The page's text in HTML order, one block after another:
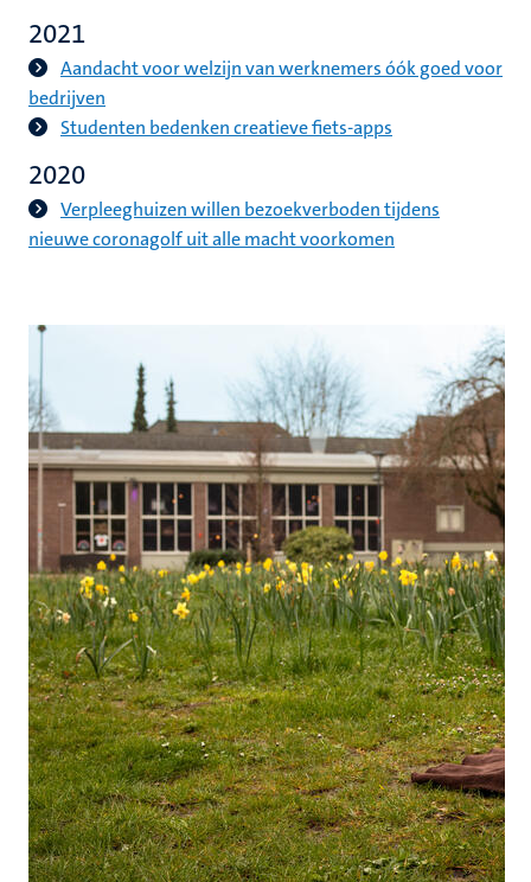
2021
Aandacht voor welzijn van werknemers óók goed voor
bedrijven
Studenten bedenken creatieve fiets-apps
2020
Verpleeghuizen willen bezoekverboden tijdens
nieuwe coronagolf uit alle macht voorkomen